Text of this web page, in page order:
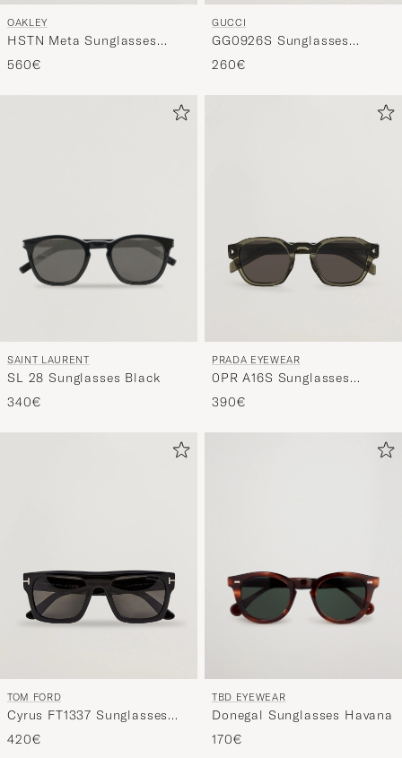
OAKLEY
HSTN Meta Sunglasses
Black
560€
GUCCI
GG0926S Sunglasses
Black/Green
260€
SAINT LAURENT
SL 28 Sunglasses Black
340€
PRADA EYEWEAR
0PR A16S Sunglasses
Transparent Terra
390€
TOM FORD
Cyrus FT1337 Sunglasses
Black
420€
TBD EYEWEAR
Donegal Sunglasses Havana
170€